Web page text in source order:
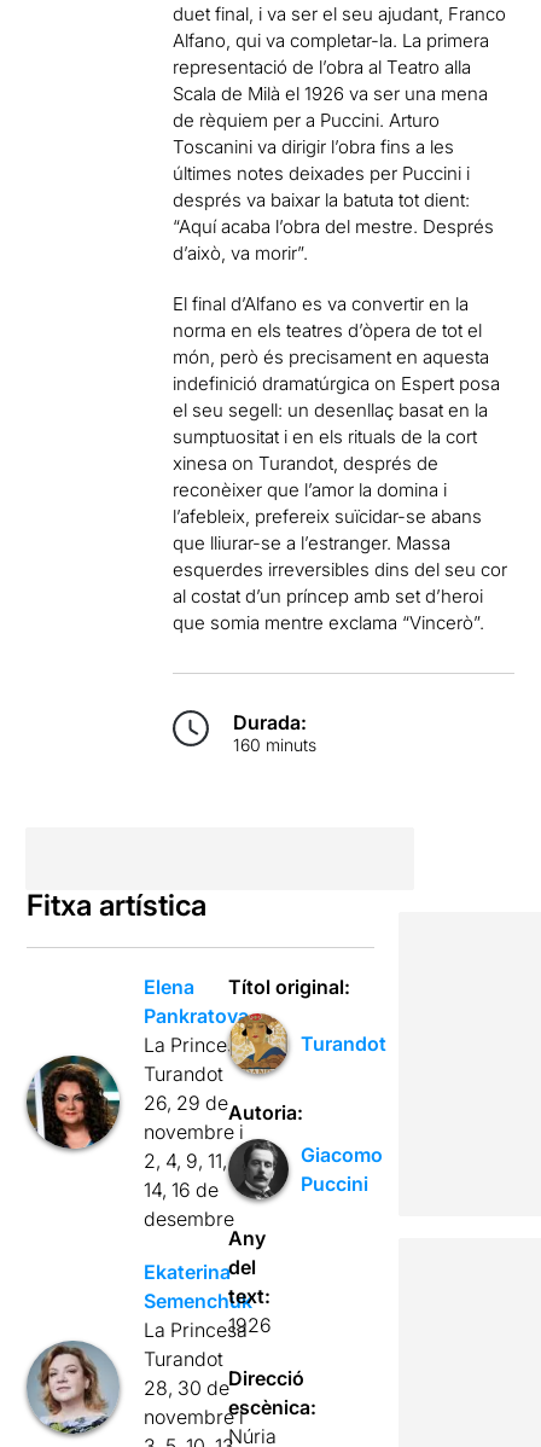
duet final, i va ser el seu ajudant, Franco
Alfano, qui va completar-la. La primera
representació de l’obra al Teatro alla
Scala de Milà el 1926 va ser una mena
de rèquiem per a Puccini. Arturo
Toscanini va dirigir l’obra fins a les
últimes notes deixades per Puccini i
després va baixar la batuta tot dient:
“Aquí acaba l’obra del mestre. Després
d’això, va morir”.
El final d’Alfano es va convertir en la
norma en els teatres d’òpera de tot el
món, però és precisament en aquesta
indefinició dramatúrgica on Espert posa
el seu segell: un desenllaç basat en la
sumptuositat i en els rituals de la cort
xinesa on Turandot, després de
reconèixer que l’amor la domina i
l’afebleix, prefereix suïcidar-se abans
que lliurar-se a l’estranger. Massa
esquerdes irreversibles dins del seu cor
al costat d’un príncep amb set d’heroi
que somia mentre exclama “Vincerò”.
Durada:
160 minuts
Fitxa artística
Elena
Pankratova
La Princesa
Turandot
26, 29 de
novembre i
2, 4, 9, 11,
14, 16 de
desembre
Ekaterina
Semenchuk
La Princesa
Turandot
28, 30 de
novembre i
Títol original:
Turandot
Autoria:
Giacomo
Puccini
Any
del
text:
1926
Direcció
escènica:
Núria